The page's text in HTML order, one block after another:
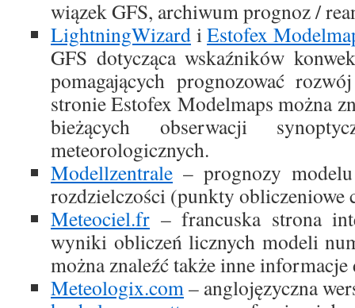
wiązek GFS, archiwum prognoz /
LightningWizard i Estofex
GFS dotycząca wskaźników
pomagających prognozować
stronie Estofex Modelmaps można
bieżących obserwacji
meteorologicznych.
Modellzentrale – prognozy
rozdzielczości (punkty obliczeniowe
Meteociel.fr – francuska strona
wyniki obliczeń licznych modeli
można znaleźć także inne informacje
Meteologix.com – anglojęzyczna